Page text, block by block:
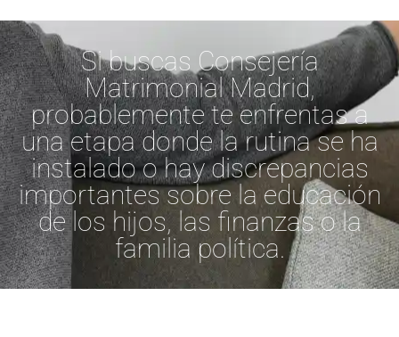
Si buscas Consejería
Matrimonial Madrid,
probablemente te enfrentas a
una etapa donde la rutina se ha
instalado o hay discrepancias
importantes sobre la educación
de los hijos, las finanzas o la
familia política.